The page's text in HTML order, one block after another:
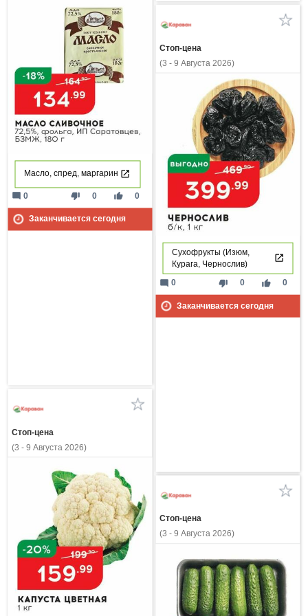
Масло, спред, маргарин
thumb_down 0 thumb_up 0
mode_comment 0
Заканчивается сегодня
Стоп-цена
(3 - 9 Августа 2026)
Сухофрукты (Изюм,
Курага, Чернослив)
thumb_down 0 thumb_up 0
mode_comment 0
Заканчивается сегодня
Стоп-цена
(3 - 9 Августа 2026)
Стоп-цена
(3 - 9 Августа 2026)